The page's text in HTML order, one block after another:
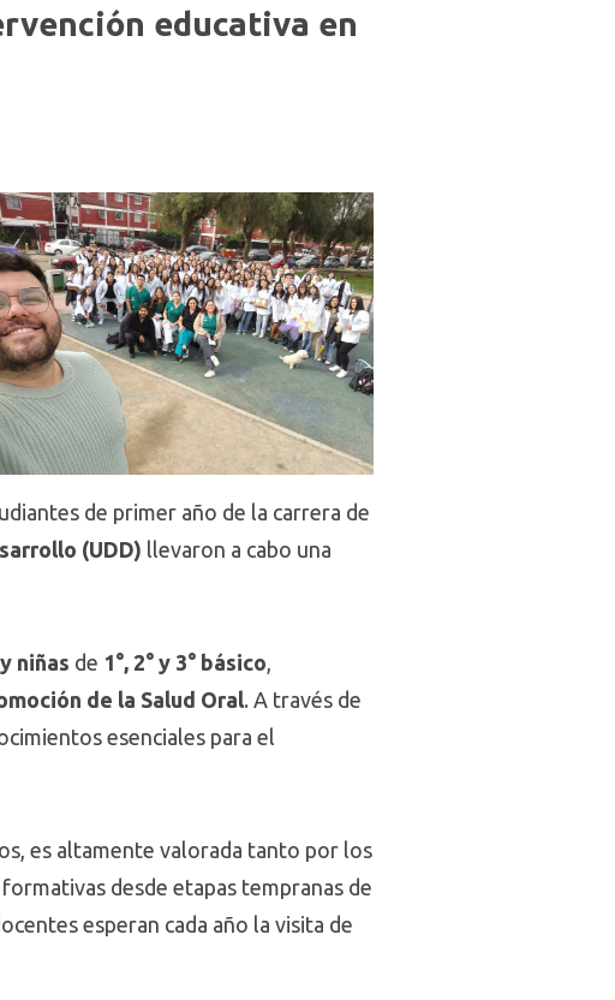
educativa en
de primer año de la carrera de
(UDD) llevaron a cabo una
niñas de 1°, 2° y 3° básico,
de la Salud Oral. A través de
esenciales para el
es altamente valorada tanto por los
desde etapas tempranas de
esperan cada año la visita de